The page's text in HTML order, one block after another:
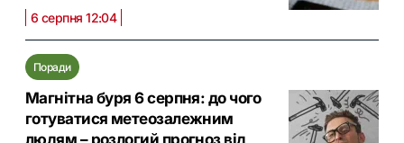
6 серпня 12:04
Поради
Магнітна буря 6 серпня: до чого
готуватися метеозалежним
людям – розлогий прогноз від